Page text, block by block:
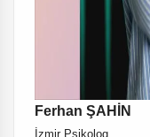
Ferhan ŞAHİN
İzmir Psikolog